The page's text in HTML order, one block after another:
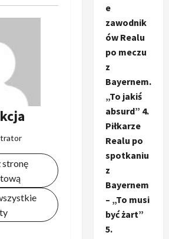
stronę
e
zawodnik
ów Realu
po meczu
z
Bayernem.
„To jakiś
absurd” 4.
Piłkarze
Realu po
spotkaniu
z
Bayernem
– „To musi
być żart”
5.